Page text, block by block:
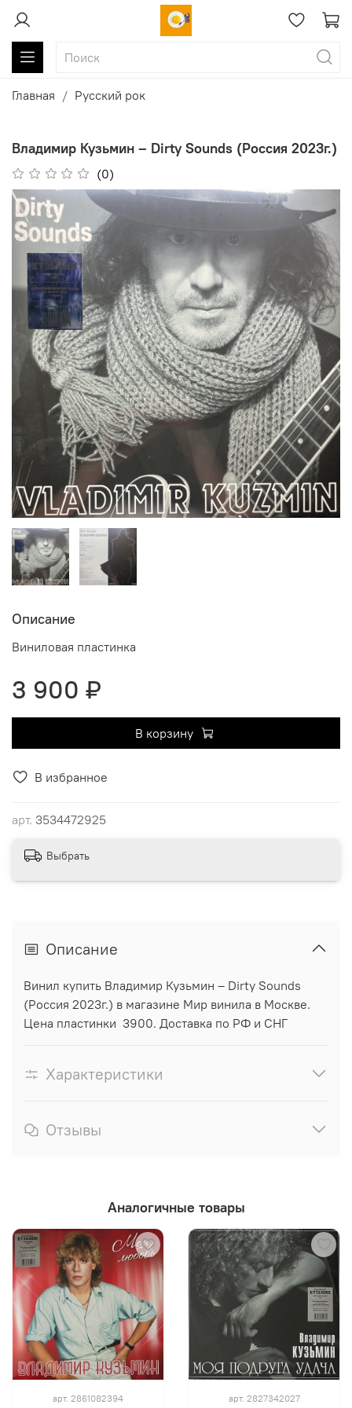
Главная Русский рок
Владимир Кузьмин ‎– Dirty Sounds (Россия 2023г.)
(0)
В избранное
арт. 3534472925
Описание
Виниловая пластинка
3 900 ₽
В корзину
Выбрать
Описание
Винил купить Владимир Кузьмин ‎– Dirty Sounds
(Россия 2023г.) в магазине Мир винила в Москве.
Цена пластинки 3900. Доставка по РФ и СНГ
Характеристики
Отзывы
Аналогичные товары
арт. 2861082394 арт. 2827342027